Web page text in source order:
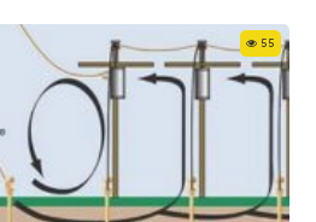
55